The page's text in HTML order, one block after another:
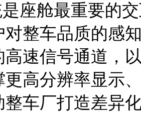
座舱最重要的
对整车品质的感
高速信号通道，
更高分辨率显示
整车厂打造差异